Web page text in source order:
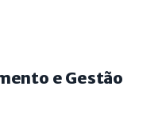
e Gestão